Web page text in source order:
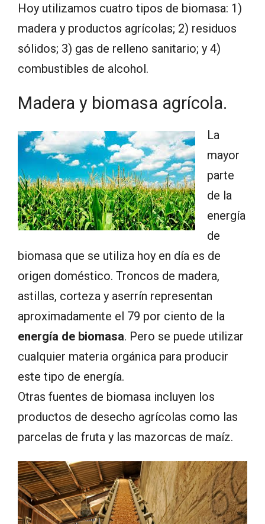
Hoy utilizamos cuatro tipos de biomasa: 1)
madera y productos agrícolas; 2) residuos
sólidos; 3) gas de relleno sanitario; y 4)
combustibles de alcohol.
Madera y biomasa agrícola.
La
mayor
parte
de la
energía
de
biomasa que se utiliza hoy en día es de
origen doméstico. Troncos de madera,
astillas, corteza y aserrín representan
aproximadamente el 79 por ciento de la
energía de biomasa. Pero se puede utilizar
cualquier materia orgánica para producir
este tipo de energía.
Otras fuentes de biomasa incluyen los
productos de desecho agrícolas como las
parcelas de fruta y las mazorcas de maíz.